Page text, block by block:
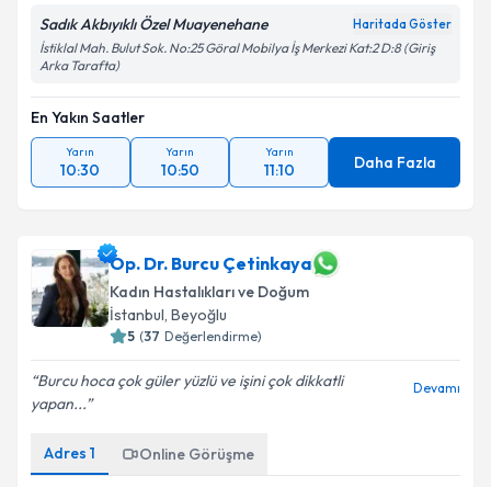
Sadık Akbıyıklı Özel Muayenehane Haritada Göster
İstiklal Mah. Bulut Sok. No:25 Göral Mobilya İş Merkezi Kat:2 D:8 (Giriş
Arka Tarafta)
En Yakın Saatler
Yarın
10:30
Yarın
10:50
Yarın
11:10 Daha Fazla
Op. Dr. Burcu Çetinkaya
Kadın Hastalıkları ve Doğum
İstanbul, Beyoğlu
5 (37 Değerlendirme)
Burcu hoca çok güler yüzlü ve işini çok dikkatli
yapan...
Devamı
Adres 1 Online Görüşme